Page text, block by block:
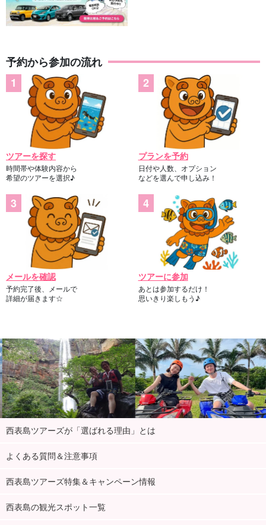
予約から参加の流れ
ツアーを探す
時間帯や体験内容から
希望のツアーを選択♪
プランを予約
日付や人数、オプション
などを選んで申し込み！
メールを確認
予約完了後、メールで
詳細が届きます☆
ツアーに参加
あとは参加するだけ！
思いきり楽しもう♪
西表島ツアーズが「選ばれる理由」とは
よくある質問＆注意事項
西表島ツアーズ特集＆キャンペーン情報
西表島の観光スポット一覧